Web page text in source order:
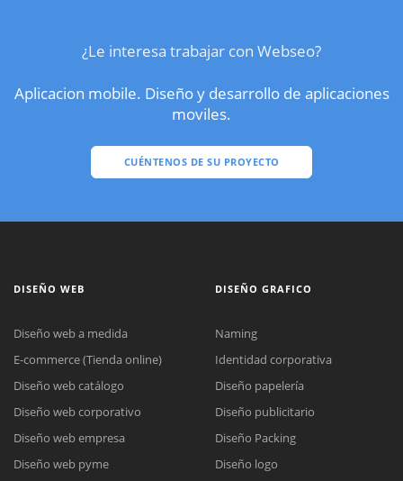
¿Le interesa trabajar con Webseo?
Aplicacion mobile. Diseño y desarrollo de aplicaciones
moviles.
CUÉNTENOS DE SU PROYECTO
DISEÑO WEB
Diseño web a medida
E-commerce (Tienda online)
Diseño web catálogo
Diseño web corporativo
Diseño web empresa
Diseño web pyme
DISEÑO GRAFICO
Naming
Identidad corporativa
Diseño papelería
Diseño publicitario
Diseño Packing
Diseño logo